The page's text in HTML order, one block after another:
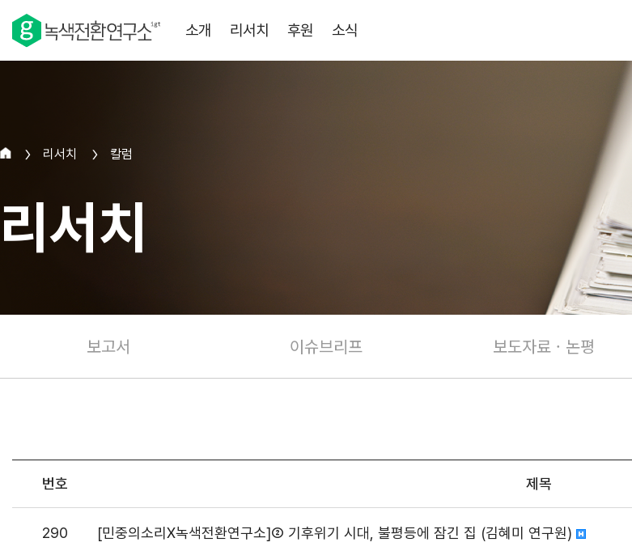
소개 리서치 후원 소식
> 리서치 > 칼럼
리서치
보고서 이슈브리프 보도자료 · 논평
번호 제목
290 [민중의소리X녹색전환연구소]② 기후위기 시대, 불평등에 잠긴 집 (김혜미 연구원)